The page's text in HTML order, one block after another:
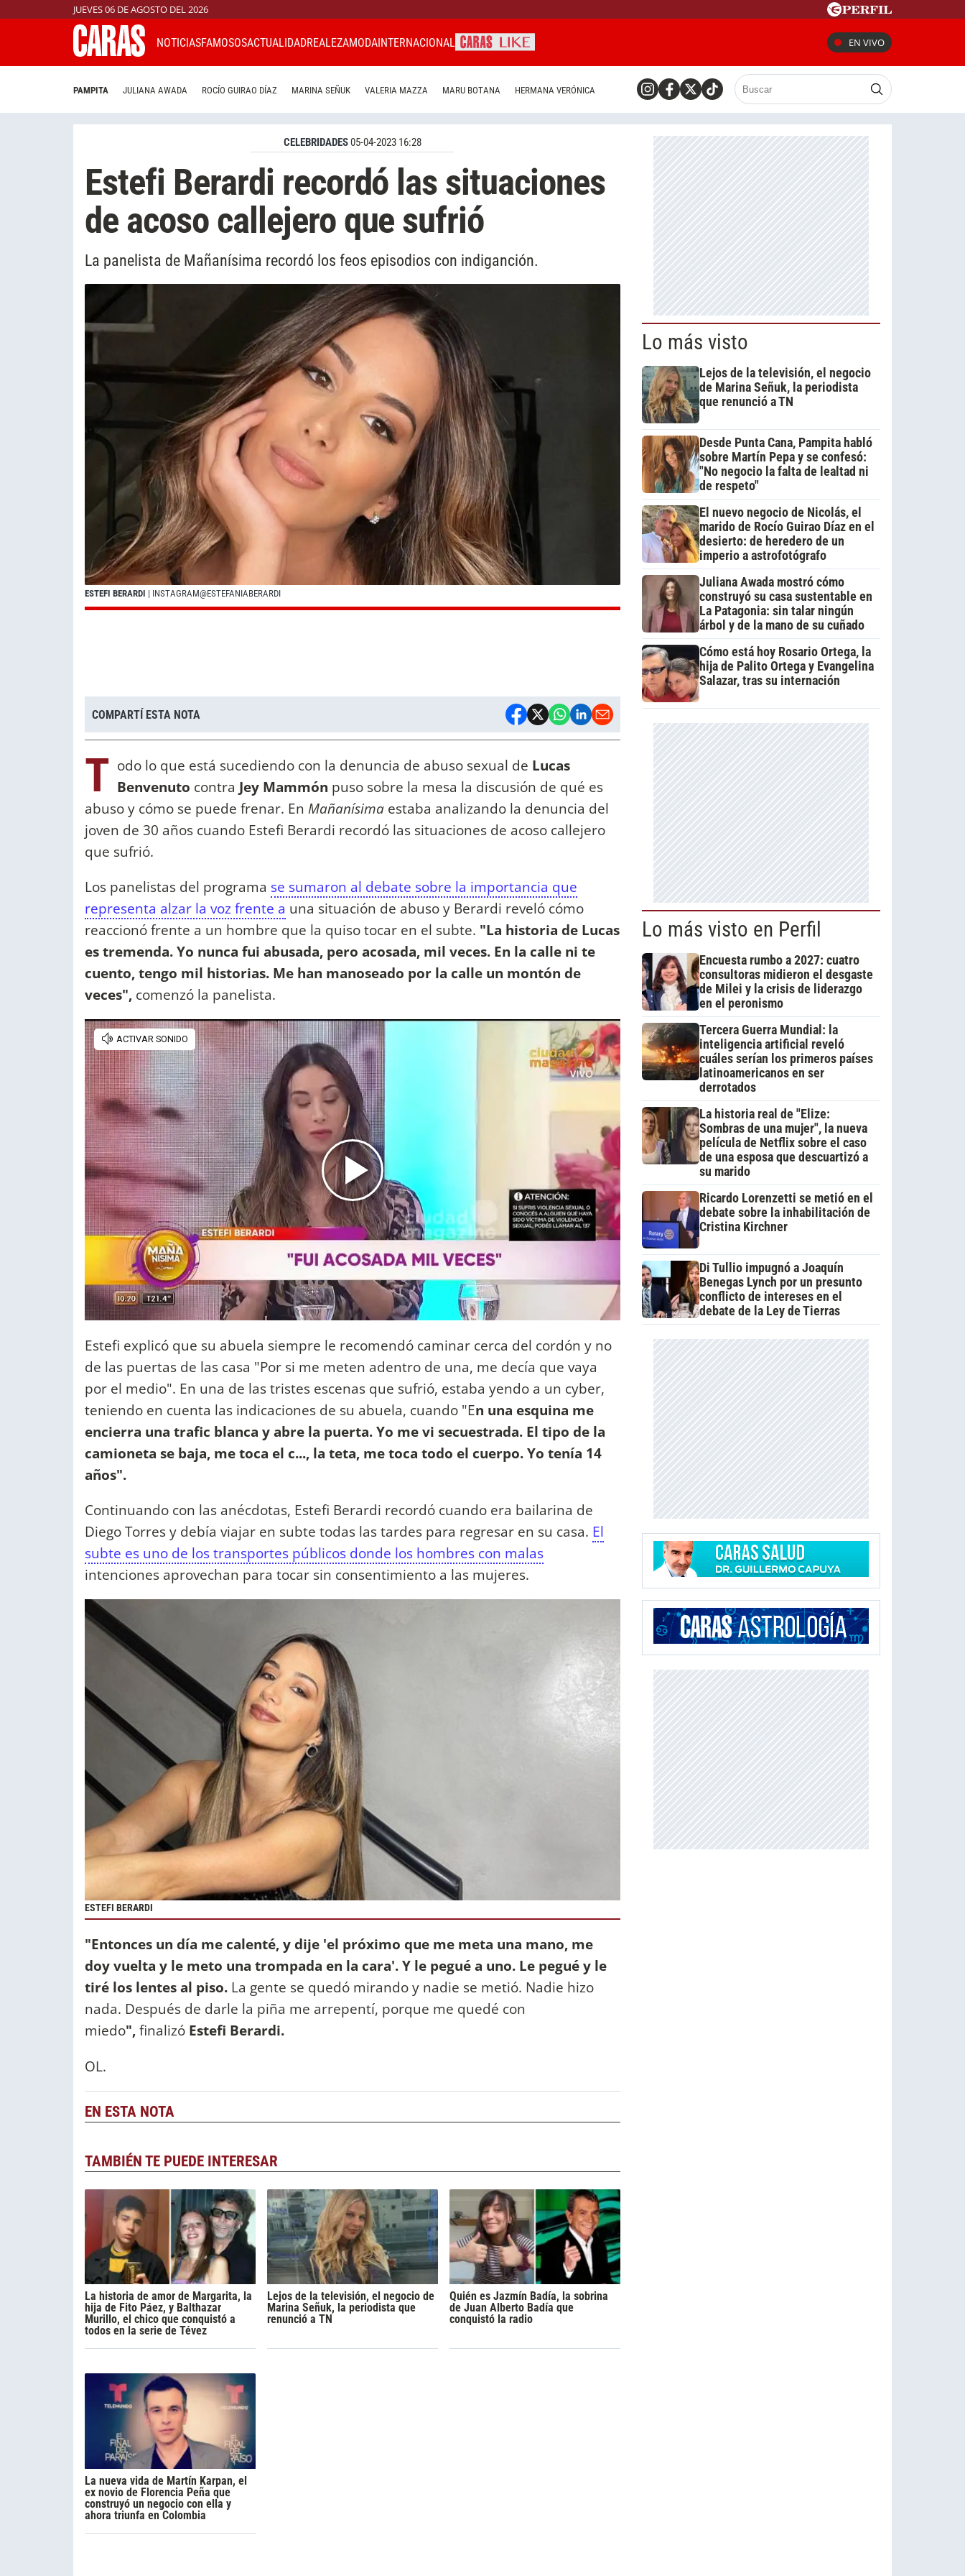
JUEVES 06 DE AGOSTO DEL 2026
NOTICIASFAMOSOSACTUALIDADREALEZAMODAINTERNACIONAL EN VIVO
PAMPITA JULIANA AWADA ROCÍO GUIRAO DÍAZ MARINA SEÑUK VALERIA MAZZA MARU BOTANA HERMANA VERÓNICA
CELEBRIDADES05-04-2023 16:28
Estefi Berardi recordó las situaciones
de acoso callejero que sufrió
La panelista de Mañanísima recordó los feos episodios con indiganción.
ESTEFI BERARDI | INSTAGRAM@ESTEFANIABERARDI
COMPARTÍ ESTA NOTA
T odo lo que está sucediendo con la denuncia de abuso sexual de Lucas
Benvenuto contra Jey Mammón puso sobre la mesa la discusión de qué es
abuso y cómo se puede frenar. En Mañanísima estaba analizando la denuncia del
joven de 30 años cuando Estefi Berardi recordó las situaciones de acoso callejero
que sufrió.
Los panelistas del programa se sumaron al debate sobre la importancia que
representa alzar la voz frente a una situación de abuso y Berardi reveló cómo
reaccionó frente a un hombre que la quiso tocar en el subte. "La historia de Lucas
es tremenda. Yo nunca fui abusada, pero acosada, mil veces. En la calle ni te
cuento, tengo mil historias. Me han manoseado por la calle un montón de
veces", comenzó la panelista.
Estefi explicó que su abuela siempre le recomendó caminar cerca del cordón y no
de las puertas de las casa "Por si me meten adentro de una, me decía que vaya
por el medio". En una de las tristes escenas que sufrió, estaba yendo a un cyber,
teniendo en cuenta las indicaciones de su abuela, cuando "En una esquina me
encierra una trafic blanca y abre la puerta. Yo me vi secuestrada. El tipo de la
camioneta se baja, me toca el c..., la teta, me toca todo el cuerpo. Yo tenía 14
años".
Continuando con las anécdotas, Estefi Berardi recordó cuando era bailarina de
Diego Torres y debía viajar en subte todas las tardes para regresar en su casa. El
subte es uno de los transportes públicos donde los hombres con malas
intenciones aprovechan para tocar sin consentimiento a las mujeres.
ESTEFI BERARDI
"Entonces un día me calenté, y dije 'el próximo que me meta una mano, me
doy vuelta y le meto una trompada en la cara'. Y le pegué a uno. Le pegué y le
tiré los lentes al piso. La gente se quedó mirando y nadie se metió. Nadie hizo
nada. Después de darle la piña me arrepentí, porque me quedé con
miedo",finalizó Estefi Berardi.
OL.
EN ESTA NOTA
TAMBIÉN TE PUEDE INTERESAR
La historia de amor de Margarita, la
hija de Fito Páez, y Balthazar
Murillo, el chico que conquistó a
todos en la serie de Tévez
Lejos de la televisión, el negocio de
Marina Señuk, la periodista que
renunció a TN
Quién es Jazmín Badía, la sobrina
de Juan Alberto Badía que
conquistó la radio
La nueva vida de Martín Karpan, el
ex novio de Florencia Peña que
construyó un negocio con ella y
ahora triunfa en Colombia
Lo más visto
Lejos de la televisión, el negocio
de Marina Señuk, la periodista
que renunció a TN
Desde Punta Cana, Pampita habló
sobre Martín Pepa y se confesó:
"No negocio la falta de lealtad ni
de respeto"
El nuevo negocio de Nicolás, el
marido de Rocío Guirao Díaz en el
desierto: de heredero de un
imperio a astrofotógrafo
Juliana Awada mostró cómo
construyó su casa sustentable en
La Patagonia: sin talar ningún
árbol y de la mano de su cuñado
Cómo está hoy Rosario Ortega, la
hija de Palito Ortega y Evangelina
Salazar, tras su internación
Lo más visto en Perfil
Encuesta rumbo a 2027: cuatro
consultoras midieron el desgaste
de Milei y la crisis de liderazgo
en el peronismo
Tercera Guerra Mundial: la
inteligencia artificial reveló
cuáles serían los primeros países
latinoamericanos en ser
derrotados
La historia real de "Elize:
Sombras de una mujer", la nueva
película de Netflix sobre el caso
de una esposa que descuartizó a
su marido
Ricardo Lorenzetti se metió en el
debate sobre la inhabilitación de
Cristina Kirchner
Di Tullio impugnó a Joaquín
Benegas Lynch por un presunto
conflicto de intereses en el
debate de la Ley de Tierras